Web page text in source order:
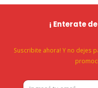
¡ Enterate
Suscribite ahora! Y no dejes